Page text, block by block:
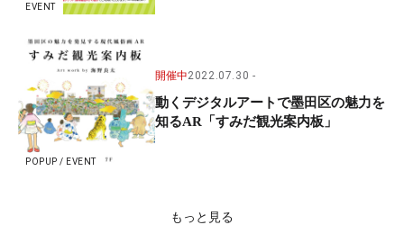
EVENT
POPUP / EVENT
開催中2022.07.30
動くデジタルアートで墨田区の魅力を
知るAR「すみだ観光案内板」
もっと見る